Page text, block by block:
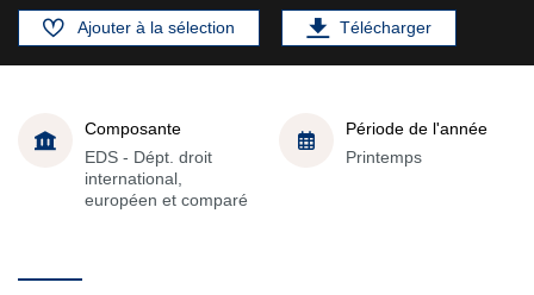
Ajouter à la sélection Télécharger
Composante
EDS - Dépt. droit
international,
européen et comparé
Période de l'année
Printemps